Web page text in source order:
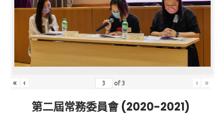
« ‹ of3 › »
第二屆常務委員會 (2020-2021)